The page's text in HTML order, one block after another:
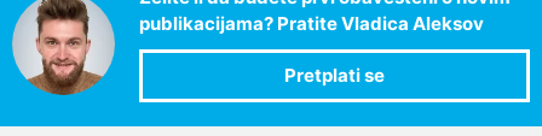
publikacijama? Pratite Vladica Aleksov